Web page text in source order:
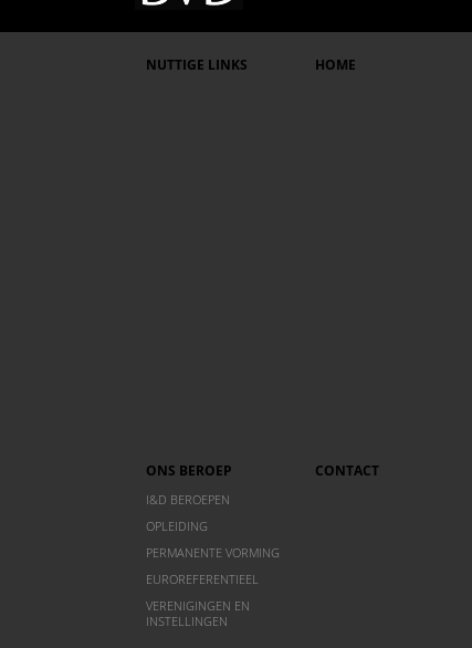
NUTTIGE LINKS HOME
ONS BEROEP
I&D BEROEPEN
OPLEIDING
PERMANENTE VORMING
EUROREFERENTIEEL
VERENIGINGEN EN
INSTELLINGEN
CONTACT